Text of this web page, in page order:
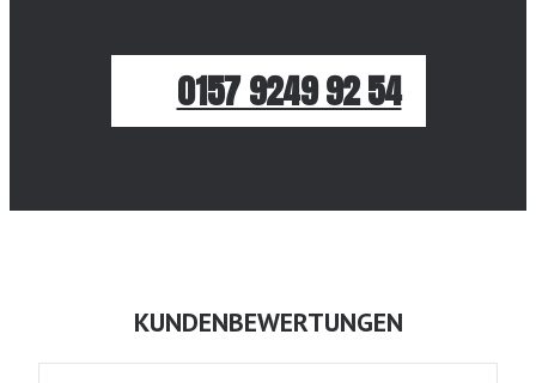
0157 9249 92 54
KUNDENBEWERTUNGEN